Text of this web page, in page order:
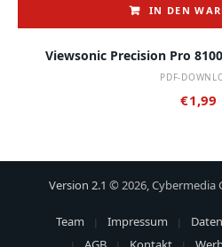
IN DEN
Viewsonic Precision Pro
PDF-
€1,99
Version 2.1 © 2026, Cybermedia
Team Impressum